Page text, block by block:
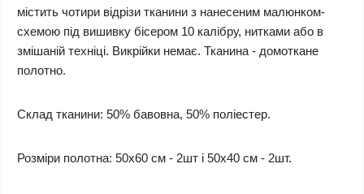
містить чотири відрізи тканини з нанесеним малюнком-
схемою під вишивку бісером 10 калібру, нитками або в
змішаній техніці. Викрійки немає. Тканина - домоткане
полотно.
Склад тканини: 50% бавовна, 50% поліестер.
Розміри полотна: 50х60 см - 2шт і 50х40 см - 2шт.